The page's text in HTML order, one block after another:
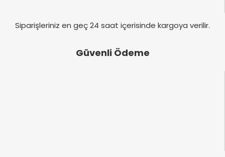
Siparişleriniz en geç 24 saat içerisinde kargoya verilir.
Güvenli Ödeme